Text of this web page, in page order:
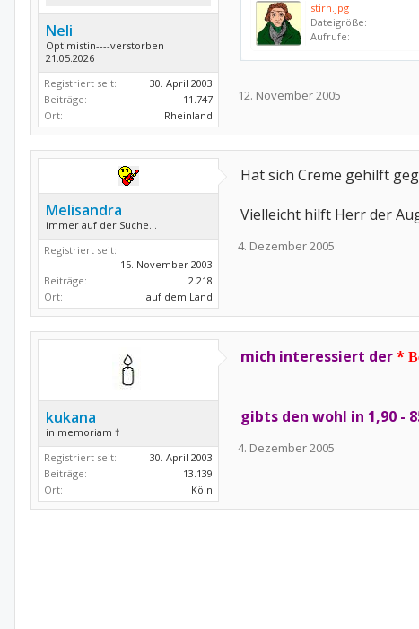
Neli
Optimistin----verstorben
21.05.2026
Registriert seit:
30. April 2003
Beiträge:
11.747
Ort:
Rheinland
stirn.jpg
Dateigröße:
Aufrufe:
12. November 2005
Melisandra
immer auf der Suche...
Registriert seit:
15. November 2003
Beiträge:
2.218
Ort:
auf dem Land
Hat sich Creme gehilft
Vielleicht hilft Herr der
4. Dezember 2005
kukana
in memoriam †
Registriert seit:
30. April 2003
Beiträge:
13.139
Ort:
Köln
mich interessiert der*
gibts den wohl in 1,90 -
4. Dezember 2005